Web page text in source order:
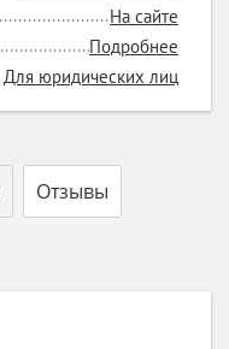
На сайте
Подробнее
Для юридических лиц
Отзывы